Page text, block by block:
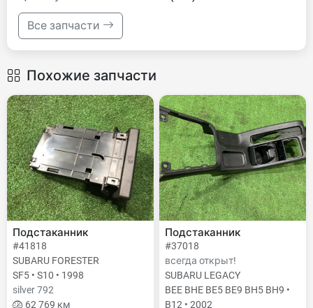
Все запчасти
Похожие запчасти
Подстаканник
#41818
SUBARU FORESTER
SF5 • S10 • 1998
silver 792
62 769 км
Подстаканник
#37018
всегда открыт!
SUBARU LEGACY
BEE BHE BE5 BE9 BH5 BH9 •
B12 • 2002